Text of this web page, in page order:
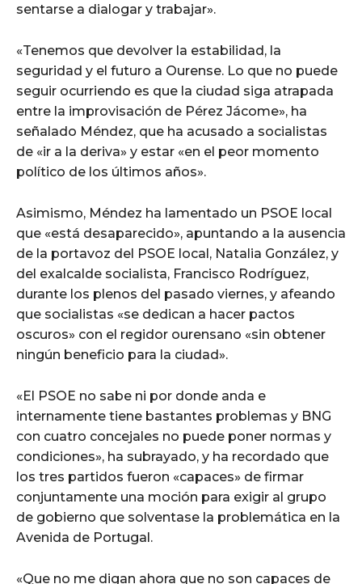
sentarse a dialogar y trabajar».
«Tenemos que devolver la estabilidad, la
seguridad y el futuro a Ourense. Lo que no puede
seguir ocurriendo es que la ciudad siga atrapada
entre la improvisación de Pérez Jácome», ha
señalado Méndez, que ha acusado a socialistas
de «ir a la deriva» y estar «en el peor momento
político de los últimos años».
Asimismo, Méndez ha lamentado un PSOE local
que «está desaparecido», apuntando a la ausencia
de la portavoz del PSOE local, Natalia González, y
del exalcalde socialista, Francisco Rodríguez,
durante los plenos del pasado viernes, y afeando
que socialistas «se dedican a hacer pactos
oscuros» con el regidor ourensano «sin obtener
ningún beneficio para la ciudad».
«El PSOE no sabe ni por donde anda e
internamente tiene bastantes problemas y BNG
con cuatro concejales no puede poner normas y
condiciones», ha subrayado, y ha recordado que
los tres partidos fueron «capaces» de firmar
conjuntamente una moción para exigir al grupo
de gobierno que solventase la problemática en la
Avenida de Portugal.
«Que no me digan ahora que no son capaces de